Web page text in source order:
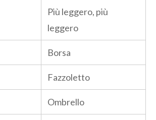
Più leggero, più
leggero
Borsa
Fazzoletto
Ombrello